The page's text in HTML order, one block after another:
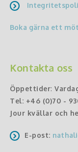
Boka gärna ett
Kontakta oss
Öppettider:
Tel: +46 (0)70 -
Jour kvällar och
E-post: